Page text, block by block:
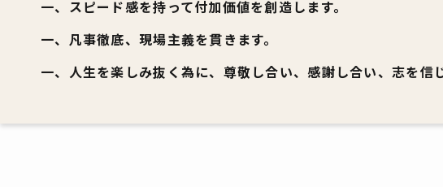
一、スピード感を持って付加価値を創造します。
一、凡事徹底、現場主義を貫きます。
一、人生を楽しみ抜く為に、尊敬し合い、感謝し合い、志を信